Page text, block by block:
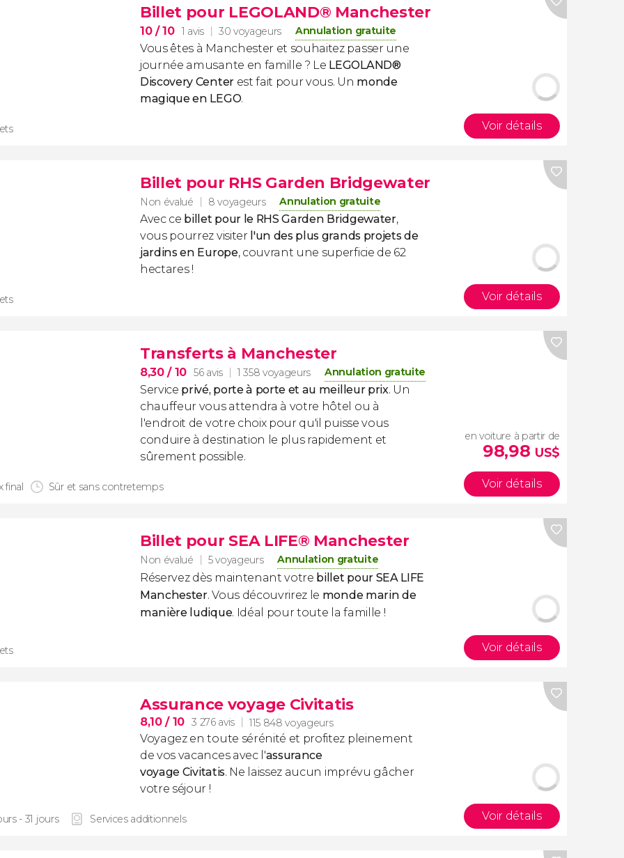
Billet pour LEGOLAND® Manchester
10/ 10 1 avis 30 voyageurs Annulation gratuite
Vous êtes à Manchester et souhaitez passer une
journée amusante en famille ? Le LEGOLAND®
Discovery Centerest fait pour vous. Un monde
magique en LEGO.
Voir détails
Billet pour RHS Garden Bridgewater
Non évalué 8 voyageurs Annulation gratuite
Avec ce billet pour le RHS Garden Bridgewater,
vous pourrez visiter l'un des plus grands projets de
jardins en Europe, couvrant une superficie de 62
hectares !
Voir détails
Transferts à Manchester
8,30/ 10 56 avis 1 358 voyageurs Annulation gratuite
Service privé, porte à porte et au meilleur prix. Un
chauffeur vous attendra à votre hôtel ou à
l'endroit de votre choix pour qu'il puisse vous
conduire à destination le plus rapidement et
sûrement possible.
final Sûr et sans contretemps
en voiture à partir de
98,98 US$
Voir détails
Billet pour SEA LIFE® Manchester
Non évalué 5 voyageurs Annulation gratuite
Réservez dès maintenant votre billet pour SEA LIFE
Manchester. Vous découvrirez le monde marin de
manière ludique. Idéal pour toute la famille !
Voir détails
Assurance voyage Civitatis
8,10/ 10 3 276 avis 115 848 voyageurs
Voyagez en toute sérénité et profitez pleinement
de vos vacances avec l'assurance
voyage Civitatis. Ne laissez aucun imprévu gâcher
votre séjour !
- 31 jours Services additionnels Voir détails